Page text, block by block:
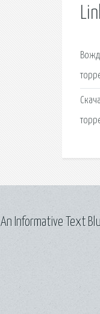
An Informative Text